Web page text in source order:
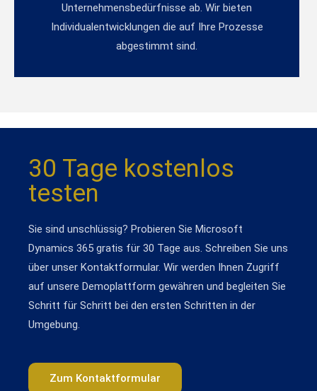
Unternehmensbedürfnisse ab. Wir bieten
Individualentwicklungen die auf Ihre Prozesse
abgestimmt sind.
30 Tage kostenlos
testen
Sie sind unschlüssig? Probieren Sie Microsoft
Dynamics 365 gratis für 30 Tage aus. Schreiben Sie uns
über unser Kontaktformular. Wir werden Ihnen Zugriff
auf unsere Demoplattform gewähren und begleiten Sie
Schritt für Schritt bei den ersten Schritten in der
Umgebung.
Zum Kontaktformular